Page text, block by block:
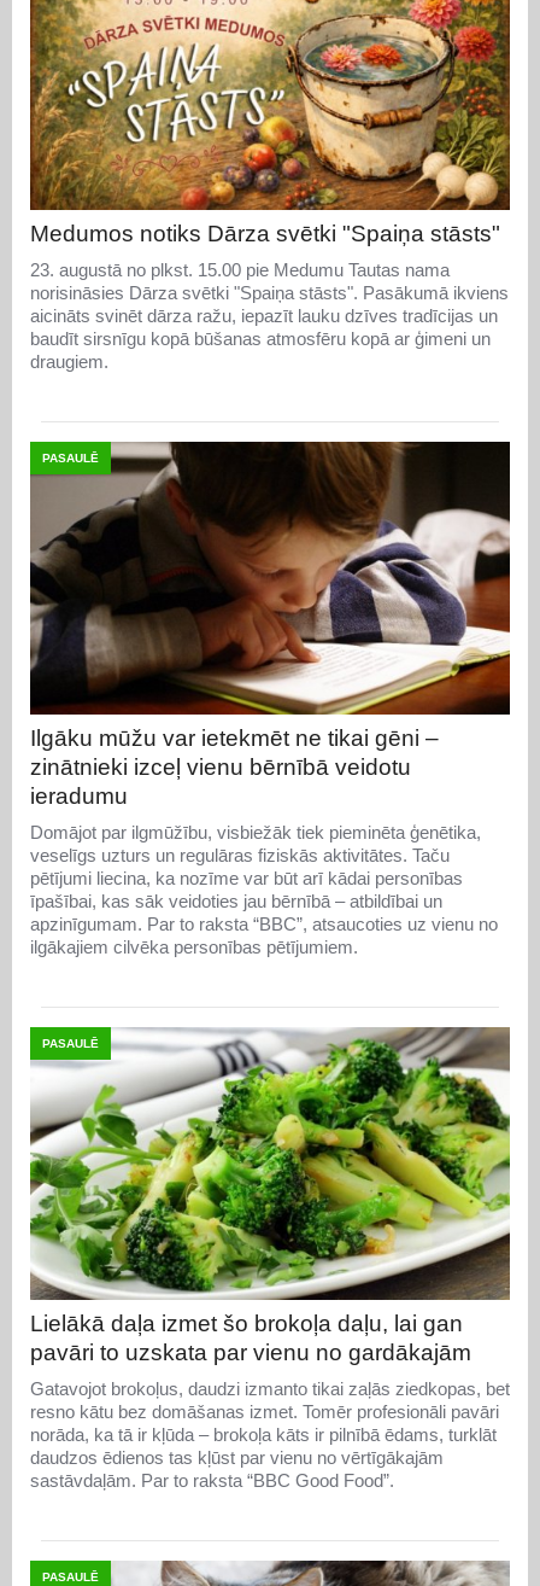
Medumos notiks Dārza svētki "Spaiņa stāsts"
23. augustā no plkst. 15.00 pie Medumu Tautas nama
norisināsies Dārza svētki "Spaiņa stāsts". Pasākumā ikviens
aicināts svinēt dārza ražu, iepazīt lauku dzīves tradīcijas un
baudīt sirsnīgu kopā būšanas atmosfēru kopā ar ģimeni un
draugiem.
PASAULĒ
Ilgāku mūžu var ietekmēt ne tikai gēni –
zinātnieki izceļ vienu bērnībā veidotu
ieradumu
Domājot par ilgmūžību, visbiežāk tiek pieminēta ģenētika,
veselīgs uzturs un regulāras fiziskās aktivitātes. Taču
pētījumi liecina, ka nozīme var būt arī kādai personības
īpašībai, kas sāk veidoties jau bērnībā – atbildībai un
apzinīgumam. Par to raksta “BBC”, atsaucoties uz vienu no
ilgākajiem cilvēka personības pētījumiem.
PASAULĒ
Lielākā daļa izmet šo brokoļa daļu, lai gan
pavāri to uzskata par vienu no gardākajām
Gatavojot brokoļus, daudzi izmanto tikai zaļās ziedkopas, bet
resno kātu bez domāšanas izmet. Tomēr profesionāli pavāri
norāda, ka tā ir kļūda – brokoļa kāts ir pilnībā ēdams, turklāt
daudzos ēdienos tas kļūst par vienu no vērtīgākajām
sastāvdaļām. Par to raksta “BBC Good Food”.
PASAULĒ